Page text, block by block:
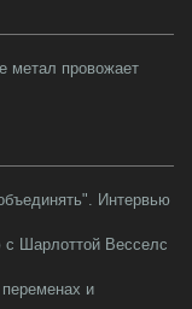
метал провожает
Интервью
Шарлоттой Весселс
и